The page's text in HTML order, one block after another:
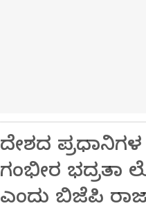
ದೇಶದ
ಗಂಭೀರ ಭದ್ರತಾ
ಎಂದು ಬಿಜೆಪಿ